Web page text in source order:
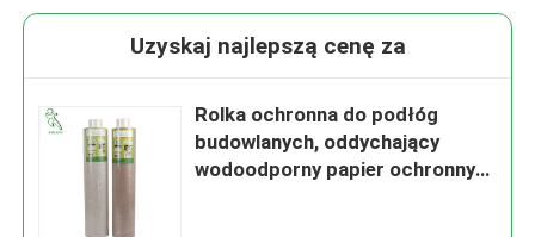
Uzyskaj najlepszą cenę za
Rolka ochronna do podłóg
budowlanych, oddychający
wodoodporny papier ochronny